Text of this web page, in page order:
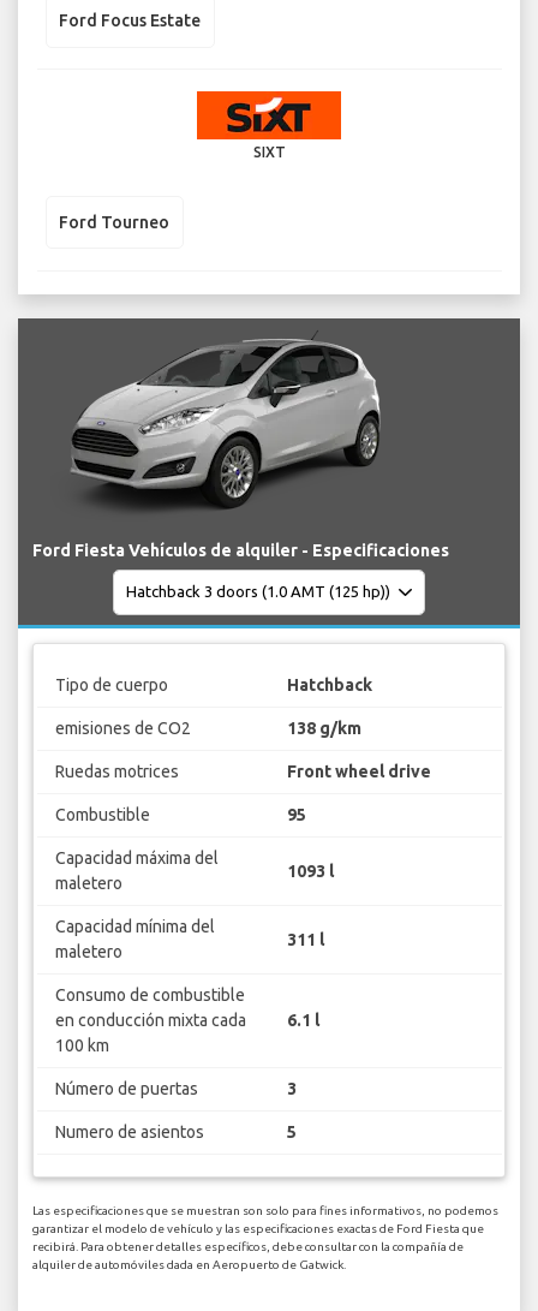
Ford Focus Estate
SIXT
Ford Tourneo
Ford Fiesta Vehículos de alquiler - Especificaciones
Tipo de cuerpo Hatchback
emisiones de CO2 138 g/km
Ruedas motrices Front wheel drive
Combustible 95
Capacidad máxima del
maletero
1093 l
Capacidad mínima del
maletero
311 l
Consumo de combustible
en conducción mixta cada
100 km
6.1 l
Número de puertas 3
Numero de asientos 5
Las especificaciones que se muestran son solo para fines informativos, no podemos
garantizar el modelo de vehículo y las especificaciones exactas de Ford Fiesta que
recibirá. Para obtener detalles específicos, debe consultar con la compañía de
alquiler de automóviles dada en Aeropuerto de Gatwick.